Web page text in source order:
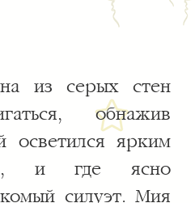
из серых стен
обнажив
осветился ярким
и где ясно
силуэт. Мия